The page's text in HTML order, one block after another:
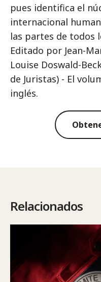
pues identifica el
internacional
las partes de todos
Editado por Jean-
Louise Doswald-
de Juristas) - El
inglés.
Relacionados